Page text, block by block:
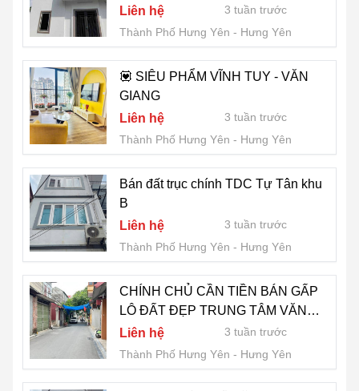
BỊ MỞ RỘNG ĐƯỜNG AFPHALT
15M
Liên hệ
3 tuần trước
Thành Phố Hưng Yên
Hưng Yên
💟 SIÊU PHẨM VĨNH TUY - VĂN
GIANG
Liên hệ
3 tuần trước
Thành Phố Hưng Yên
Hưng Yên
Bán đất trục chính TDC Tự Tân khu
B
Liên hệ
3 tuần trước
Thành Phố Hưng Yên
Hưng Yên
CHÍNH CHỦ CẦN TIỀN BÁN GẤP
LÔ ĐẤT ĐẸP TRUNG TÂM VĂN
GIANG
Liên hệ
3 tuần trước
Thành Phố Hưng Yên
Hưng Yên